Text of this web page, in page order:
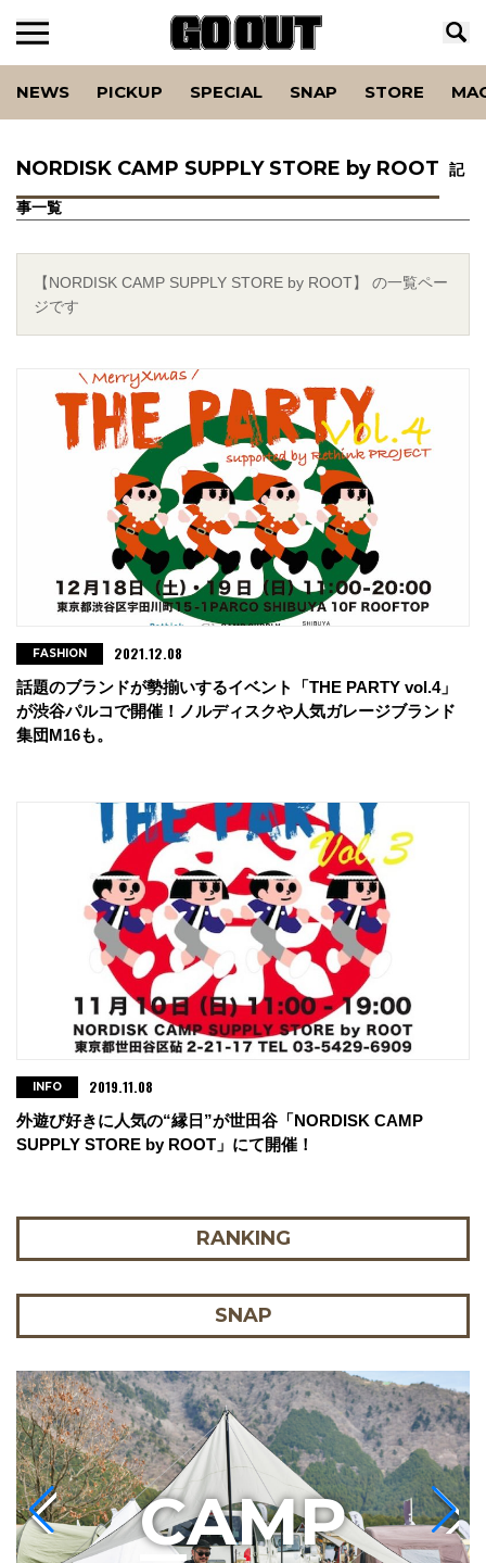
NEWS PICKUP SPECIAL SNAP STORE
NORDISK CAMP SUPPLY STORE by ROOT 記
事一覧
【NORDISK CAMP SUPPLY STORE by ROOT】 の一覧ペー
ジです
話題のブランドが勢揃いするイベント「THE PARTY vol.4」
が渋谷パルコで開催！ノルディスクや人気ガレージブランド
集団M16も。
FASHION 2021.12.08
外遊び好きに人気の“縁日”が世田谷「NORDISK CAMP
SUPPLY STORE by ROOT」にて開催！
INFO 2019.11.08
RANKING
SNAP
CAMP